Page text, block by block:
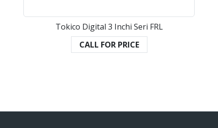
Tokico Digital 3 Inchi Seri FRL
CALL FOR PRICE